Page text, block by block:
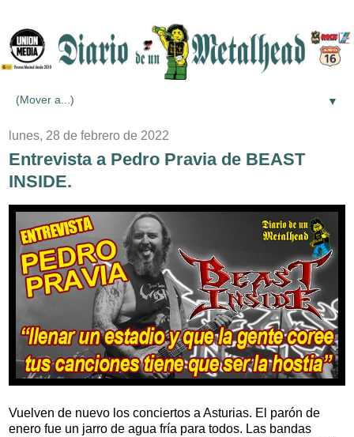
▼
lunes, 28 de febrero de 2022
Entrevista a Pedro Pravia de BEAST
INSIDE.
Vuelven de nuevo los conciertos a Asturias. El parón de
enero fue un jarro de agua fría para todos. Las bandas